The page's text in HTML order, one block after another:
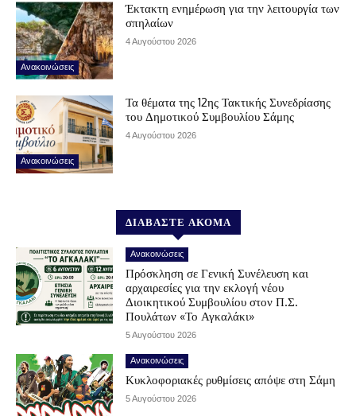
Ανακοινώσεις
Έκτακτη ενημέρωση για την λειτουργία των
σπηλαίων
4 Αυγούστου 2026
Ανακοινώσεις
Τα θέματα της 12ης Τακτικής Συνεδρίασης
του Δημοτικού Συμβουλίου Σάμης
4 Αυγούστου 2026
ΔΙΑΒΑΣΤΕ ΑΚΟΜΑ
Ανακοινώσεις
Πρόσκληση σε Γενική Συνέλευση και
αρχαιρεσίες για την εκλογή νέου
Διοικητικού Συμβουλίου στον Π.Σ.
Πουλάτων «Το Αγκαλάκι»
5 Αυγούστου 2026
Ανακοινώσεις
Κυκλοφοριακές ρυθμίσεις απόψε στη Σάμη
5 Αυγούστου 2026